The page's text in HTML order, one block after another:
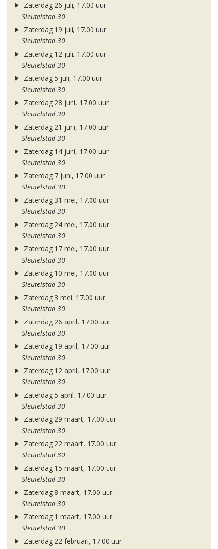
Zaterdag 26 juli, 17.00 uur
Sleutelstad 30
Zaterdag 19 juli, 17.00 uur
Sleutelstad 30
Zaterdag 12 juli, 17.00 uur
Sleutelstad 30
Zaterdag 5 juli, 17.00 uur
Sleutelstad 30
Zaterdag 28 juni, 17.00 uur
Sleutelstad 30
Zaterdag 21 juni, 17.00 uur
Sleutelstad 30
Zaterdag 14 juni, 17.00 uur
Sleutelstad 30
Zaterdag 7 juni, 17.00 uur
Sleutelstad 30
Zaterdag 31 mei, 17.00 uur
Sleutelstad 30
Zaterdag 24 mei, 17.00 uur
Sleutelstad 30
Zaterdag 17 mei, 17.00 uur
Sleutelstad 30
Zaterdag 10 mei, 17.00 uur
Sleutelstad 30
Zaterdag 3 mei, 17.00 uur
Sleutelstad 30
Zaterdag 26 april, 17.00 uur
Sleutelstad 30
Zaterdag 19 april, 17.00 uur
Sleutelstad 30
Zaterdag 12 april, 17.00 uur
Sleutelstad 30
Zaterdag 5 april, 17.00 uur
Sleutelstad 30
Zaterdag 29 maart, 17.00 uur
Sleutelstad 30
Zaterdag 22 maart, 17.00 uur
Sleutelstad 30
Zaterdag 15 maart, 17.00 uur
Sleutelstad 30
Zaterdag 8 maart, 17.00 uur
Sleutelstad 30
Zaterdag 1 maart, 17.00 uur
Sleutelstad 30
Zaterdag 22 februari, 17.00 uur